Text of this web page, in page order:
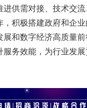
进供需对接、技术交
，积极搭建政府和企
展和数字经济高质量
务效能，为行业发展